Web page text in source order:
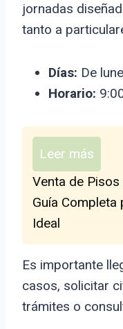
jornadas
tanto a
Días: De
Horario:
Leer más
Venta de
Guía
Ideal
Es importante
casos, solicitar
trámites o